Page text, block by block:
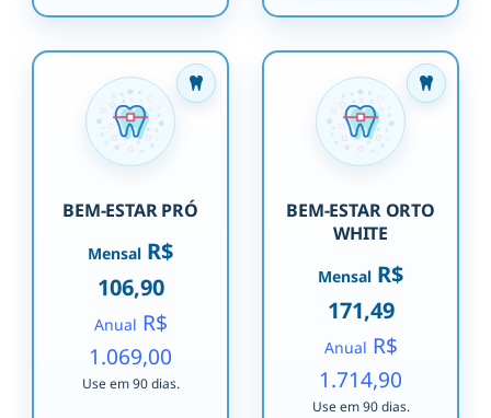
BEM-ESTAR PRÓ
Mensal R$
106,90
Anual R$
1.069,00
Use em 90 dias.
BEM-ESTAR ORTO
WHITE
Mensal R$
171,49
Anual R$
1.714,90
Use em 90 dias.